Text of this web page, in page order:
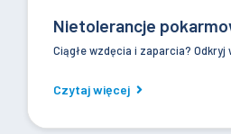
Nietolerancje
Ciągłe wzdęcia i zaparcia? Odkryj
Czytaj więcej